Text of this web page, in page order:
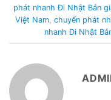
phát nhanh Đi Nhật Bản
Việt Nam chuyển phát
nhanh Đi Nhật